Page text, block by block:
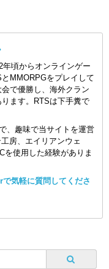
年頃からオンラインゲー
MMORPGをプレイして
で優勝し、海外クラン
ます。RTSは下手糞で
、趣味で当サイトを運営
房、エイリアンウェ
を使用した経験がありま
気軽に質問してくださ